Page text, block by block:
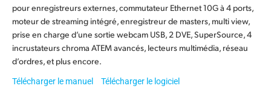
Japan
Korea
Mexico
pour enregistreurs externes, commutateur Ethernet 10G à 4 ports,
moteur de streaming intégré, enregistreur de masters, multi view,
prise en charge d’une sortie webcam USB, 2 DVE, SuperSource, 4
incrustateurs chroma ATEM avancés, lecteurs multimédia, réseau
d’ordres, et plus encore.
Télécharger le manuel Télécharger le logiciel